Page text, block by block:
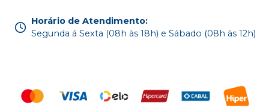
Horário de Atendimento:
Segunda á Sexta (08h às 18h) e Sábado (08h às 12h)